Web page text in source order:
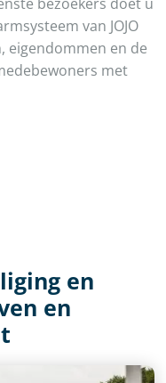
van JOJO
eigendommen en de
met
en
en